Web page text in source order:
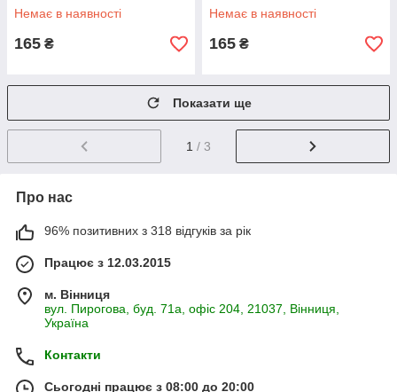
Немає в наявності
165 ₴
Немає в наявності
165 ₴
Показати ще
1 / 3
Про нас
96% позитивних з 318 відгуків за рік
Працює з 12.03.2015
м. Вінниця
вул. Пирогова, буд. 71а, офіс 204, 21037, Вінниця,
Україна
Контакти
Сьогодні працює з 08:00 до 20:00